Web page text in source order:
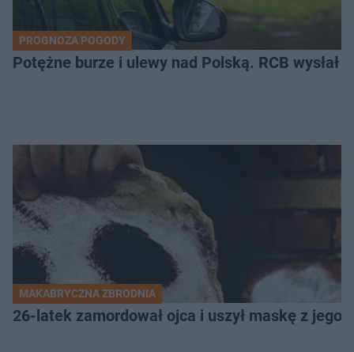
PROGNOZA POGODY
Potężne burze i ulewy nad Polską. RCB
MAKABRYCZNA ZBRODNIA
26-latek zamordował ojca i uszył maskę z